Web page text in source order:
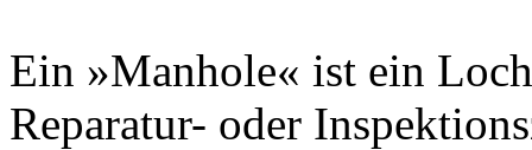
Ein »Manhole« ist ein
Reparatur- oder